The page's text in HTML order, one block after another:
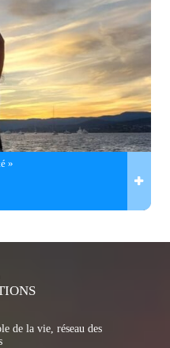
»
de la vie, réseau des